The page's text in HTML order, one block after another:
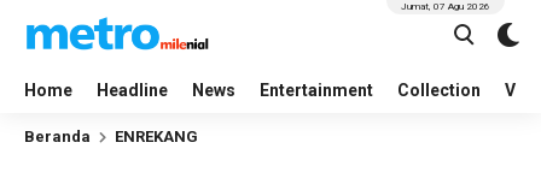
Home Headline News Entertainment Collection
Jumat, 07 Agu 2026
Beranda ENREKANG